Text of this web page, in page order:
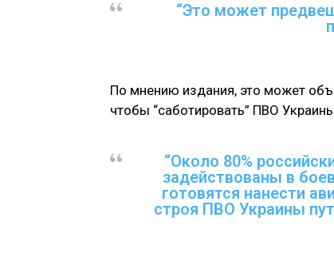
“Это может
По мнению издания, это может
чтобы “саботировать” ПВО
“Около 80%
задействованы в
готовятся нанести
строя ПВО Украины